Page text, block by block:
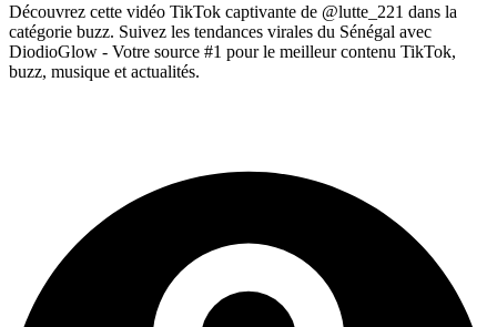
Découvrez cette vidéo TikTok captivante de @lutte_221 dans la
catégorie buzz. Suivez les tendances virales du Sénégal avec
DiodioGlow - Votre source #1 pour le meilleur contenu TikTok,
buzz, musique et actualités.